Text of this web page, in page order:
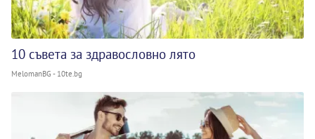
10 съвета за здравословно лято
MelomanBG - 10te.bg